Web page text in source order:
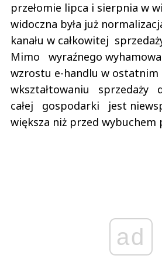
przełomie lipca i sierpnia w
widoczna była już
kanału w całkowitej
Mimo wyraźnego
wzrostu e-handlu w ostatnim
wkształtowaniu sprzedaży
całej gospodarki jest
większa niż przed wybuchem
ad